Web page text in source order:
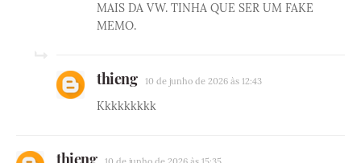
MAIS DA VW. TINHA QUE SER UM FAKE
MEMO.
thieng 10 de junho de 2026 às 12:43
Kkkkkkkkk